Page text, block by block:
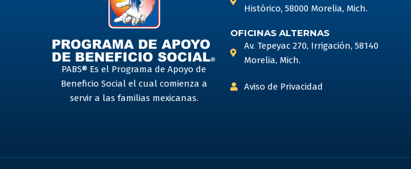
PABS® Es el Programa de Apoyo de
Beneficio Social el cual comienza a
servir a las familias mexicanas.
Histórico, 58000 Morelia, Mich.
OFICINAS ALTERNAS
Av. Tepeyac 270, Irrigación, 58140
Morelia, Mich.
Aviso de Privacidad